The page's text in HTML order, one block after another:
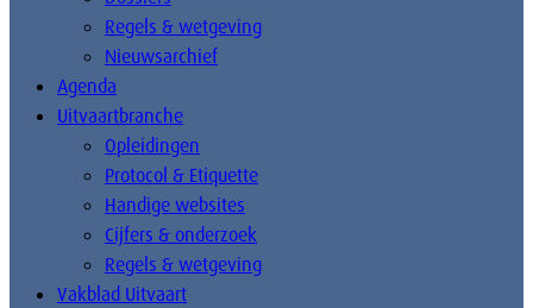
Regels & wetgeving
Nieuwsarchief
Agenda
Uitvaartbranche
Opleidingen
Protocol & Etiquette
Handige websites
Cijfers & onderzoek
Regels & wetgeving
Vakblad Uitvaart